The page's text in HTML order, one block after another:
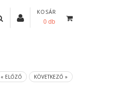
KOSÁR
0 db
« ELŐZŐ KÖVETKEZŐ »